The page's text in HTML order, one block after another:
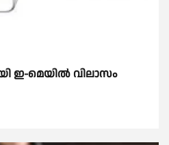
ഇ-മെയിൽ വിലാസം